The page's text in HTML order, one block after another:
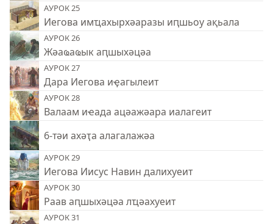
АУРОК 25
Иегова имҵахырхәаразы иԥшьоу ақьала
АУРОК 26
Жәаҩаҩык аԥшыхәцәа
АУРОК 27
Дара Иегова иҿагылеит
АУРОК 28
Валаам иҽада ацәажәара иалагеит
6-тәи ахәҭа алагалажәа
АУРОК 29
Иегова Иисус Навин далихуеит
АУРОК 30
Раав аԥшыхәцәа лҵәахуеит
АУРОК 31